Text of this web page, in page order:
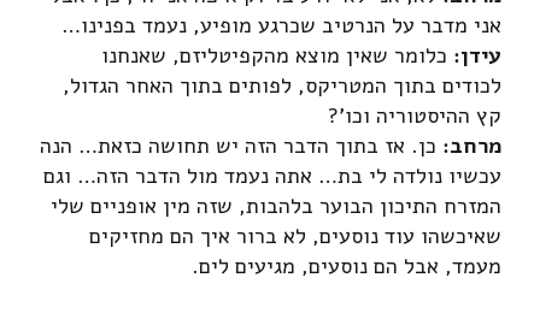
אני מדבר על הנרטיב שכרגע מופיע, נעמד בפנינו…
עידן: כלומר שאין מוצא מהקפיטליזם, שאנחנו
לכודים בתוך המטריקס, לפותים בתוך האחר הגדול,
קץ ההיסטוריה וכו'?
מרחב: כן. אז בתוך הדבר הזה יש תחושה כזאת… הנה
עכשיו נולדה לי בת… אתה נעמד מול הדבר הזה… וגם
המזרח התיכון הבוער בלהבות, שזה מין אופניים שלי
שאיכשהו עוד נוסעים, לא ברור איך הם מחזיקים
מעמד, אבל הם נוסעים, מגיעים לים.